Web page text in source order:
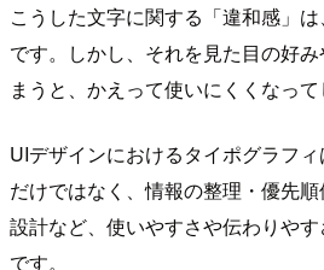
こうした文字に関する「違和感」
です。しかし、それを見た目の好
まうと、かえって使いにくくなって
UIデザインにおけるタイポグラフ
だけではなく、情報の整理・優先
設計など、使いやすさや伝わりや
です。